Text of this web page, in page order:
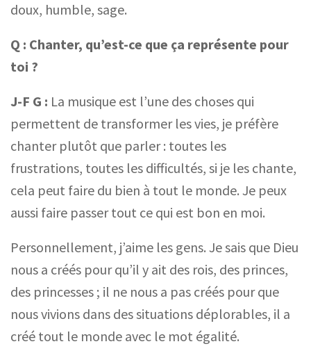
doux, humble, sage.
Q : Chanter, qu’est-ce que ça représente pour
toi ?
J-F G : La musique est l’une des choses qui
permettent de transformer les vies, je préfère
chanter plutôt que parler : toutes les
frustrations, toutes les difficultés, si je les chante,
cela peut faire du bien à tout le monde. Je peux
aussi faire passer tout ce qui est bon en moi.
Personnellement, j’aime les gens. Je sais que Dieu
nous a créés pour qu’il y ait des rois, des princes,
des princesses ; il ne nous a pas créés pour que
nous vivions dans des situations déplorables, il a
créé tout le monde avec le mot égalité.